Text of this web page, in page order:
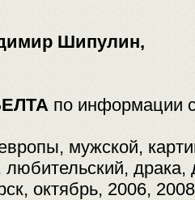
Шипулин,
по информации
мужской,
драка,
октябрь, 2006,